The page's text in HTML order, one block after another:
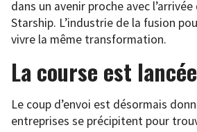
dans un avenir proche avec
Starship. L’industrie de la fusion
vivre la même transformation.
La course est lancée
Le coup d’envoi est désormais
entreprises se précipitent pour